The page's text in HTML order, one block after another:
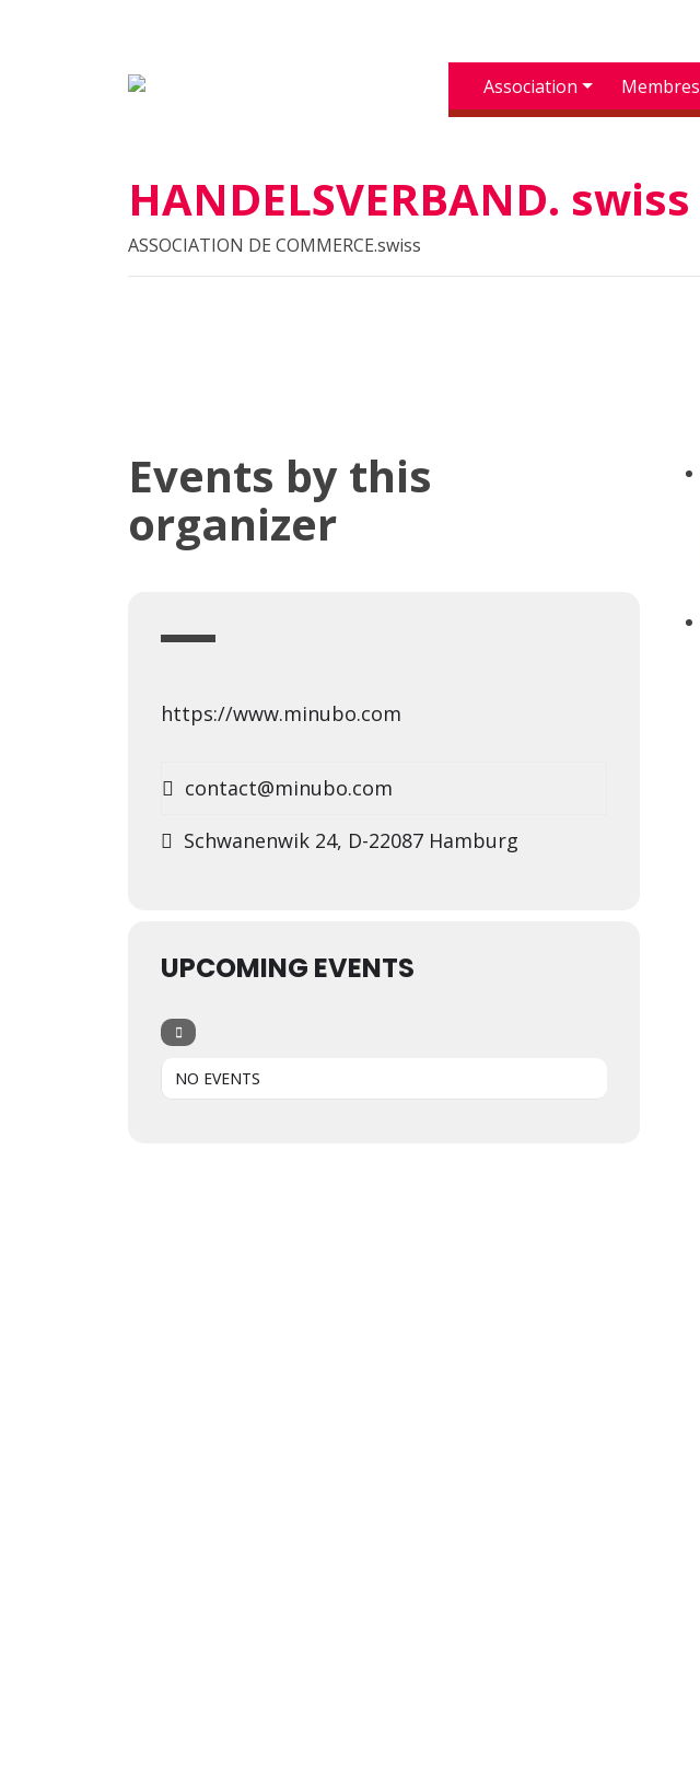
Association Membres
HANDELSVERBAND. swiss
ASSOCIATION DE COMMERCE.swiss
Events by this
organizer
https://www.minubo.com
contact@minubo.com
Schwanenwik 24, D-22087 Hamburg
UPCOMING EVENTS
NO EVENTS